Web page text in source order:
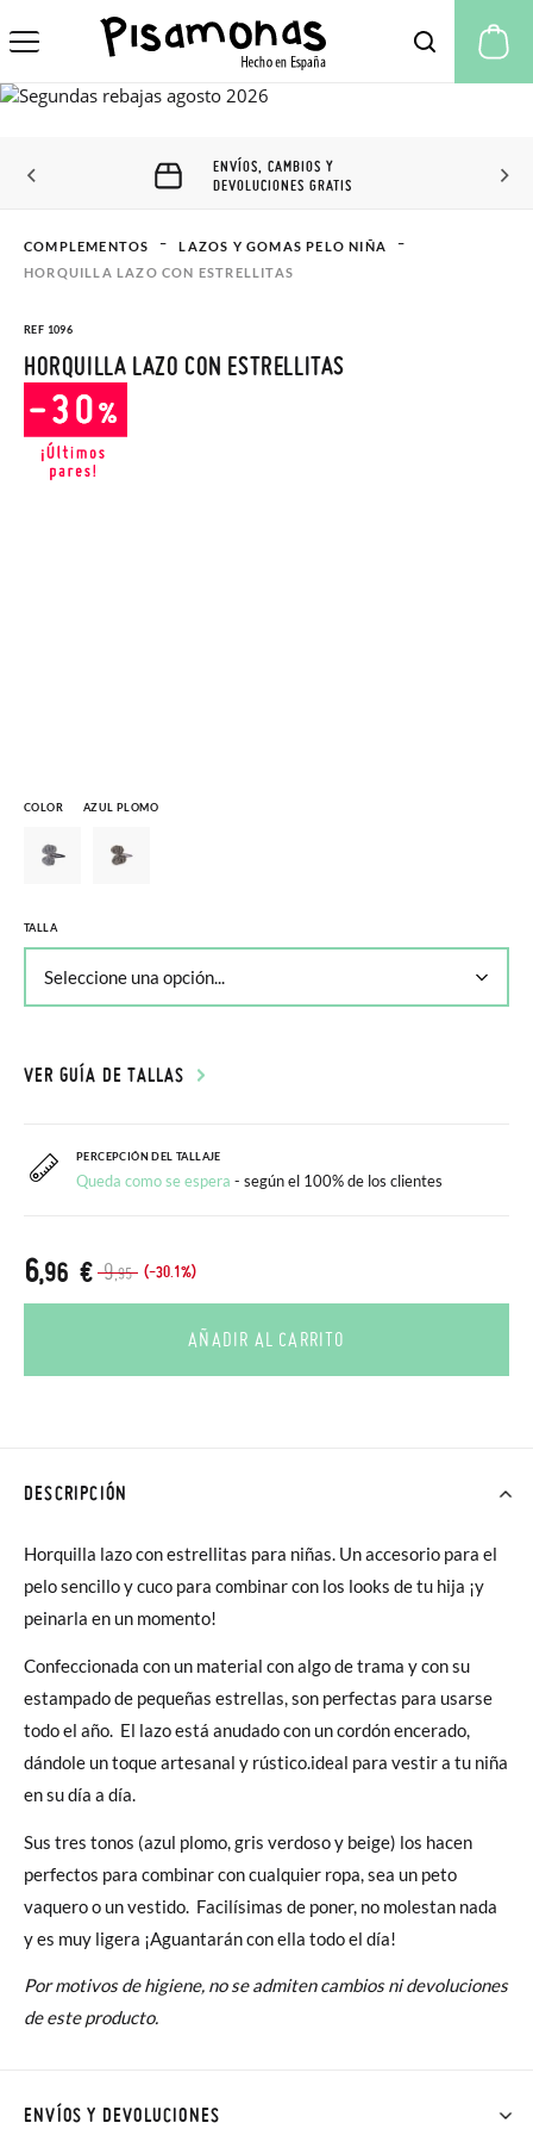
ENVÍOS, CAMBIOS Y
DEVOLUCIONES GRATIS
COMPLEMENTOS
LAZOS Y GOMAS PELO NIÑA
HORQUILLA LAZO CON ESTRELLITAS
REF 1096
HORQUILLA LAZO CON ESTRELLITAS
COLOR AZUL PLOMO
TALLA
VER GUÍA DE TALLAS
PERCEPCIÓN DEL TALLAJE
Queda como se espera - según el 100% de los clientes
9,95 (-30.1%)
6,96 €
AÑADIR AL CARRITO
DESCRIPCIÓN
Horquilla lazo con estrellitas para niñas. Un accesorio para el
pelo sencillo y cuco para combinar con los looks de tu hija ¡y
peinarla en un momento!
Confeccionada con un material con algo de trama y con su
estampado de pequeñas estrellas, son perfectas para usarse
todo el año. El lazo está anudado con un cordón encerado,
dándole un toque artesanal y rústico.ideal para vestir a tu niña
en su día a día.
Sus tres tonos (azul plomo, gris verdoso y beige) los hacen
perfectos para combinar con cualquier ropa, sea un peto
vaquero o un vestido. Facilísimas de poner, no molestan nada
y es muy ligera ¡Aguantarán con ella todo el día!
Por motivos de higiene, no se admiten cambios ni devoluciones
de este producto.
ENVÍOS Y DEVOLUCIONES